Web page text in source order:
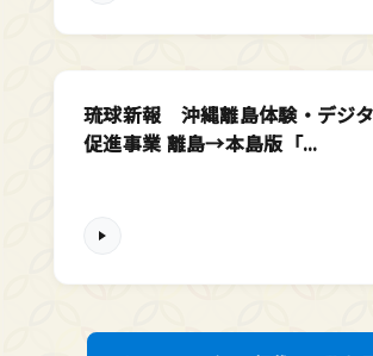
琉球新報 沖縄離島体験・デジ
促進事業 離島→本島版「...